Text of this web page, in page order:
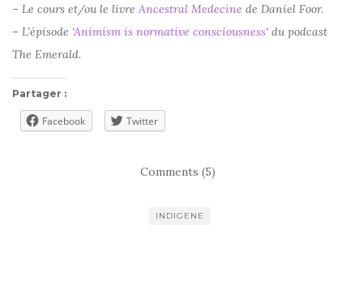
– Le cours et/ou le livre Ancestral Medecine de Daniel Foor.
– L’épisode ‘Animism is normative consciousness‘ du podcast
The Emerald.
Partager :
Facebook Twitter
Comments (5)
INDIGENE